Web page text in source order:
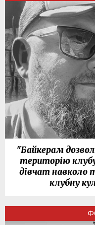
"Байкерам
територію
дівчат навколо
клубну